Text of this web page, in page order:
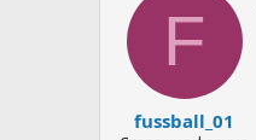
F
fussball_01